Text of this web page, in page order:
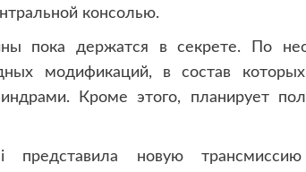
консолью.
пока держатся в секрете. По
модификаций, в состав
Кроме этого, планирует
новую трансмиссию